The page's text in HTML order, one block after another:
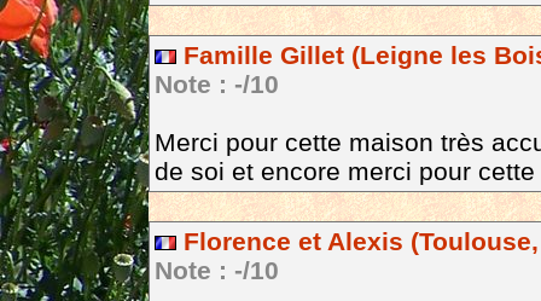
Famille Gillet (Leigne les
Note : -/10
Merci pour cette maison très
de soi et encore merci pour
Florence et Alexis
Note : -/10